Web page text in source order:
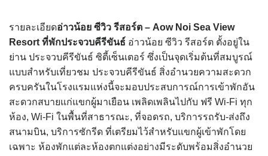
รายละเอียดอ่าวน้อย ซีวิว รีสอร์ต – Aow Noi Sea View
Resort ที่พักประจวบคีรีขันธ์ อ่าวน้อย ซีวิว รีสอร์ต ตั้งอยู่ใน
ย่าน ประจวบคีรีขันธ์ ซิตี้เซ็นเตอร์ ซึ่งเป็นจุดเริ่มต้นที่สมบูรณ์
แบบสำหรับเที่ยวชม ประจวบคีรีขันธ์ สิ่งอำนวยความสะดวก
ครบครันในโรงแรมแห่งนี้จะมอบประสบการณ์การเข้าพักอัน
สะดวกสบายแก่แขกผู้มาเยือน เพลิดเพลินไปกับ ฟรี Wi-Fi ทุก
ห้อง, Wi-Fi ในพื้นที่สาธารณะ, ที่จอดรถ, บริการรถรับ-ส่งถึง
สนามบิน, บริการซักรีด ที่เตรียมไว้สำหรับแขกผู้เข้าพักโดย
เฉพาะ ห้องพักแต่ละห้องตกแต่งอย่างมีระดับพร้อมสิ่งอำนวย